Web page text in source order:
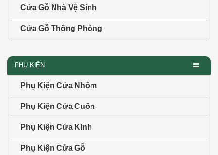
Cửa Gỗ Nhà Vệ Sinh
Cửa Gỗ Thông Phòng
PHỤ KIỆN
Phụ Kiện Cửa Nhôm
Phụ Kiện Cửa Cuốn
Phụ Kiện Cửa Kính
Phụ Kiện Cửa Gỗ